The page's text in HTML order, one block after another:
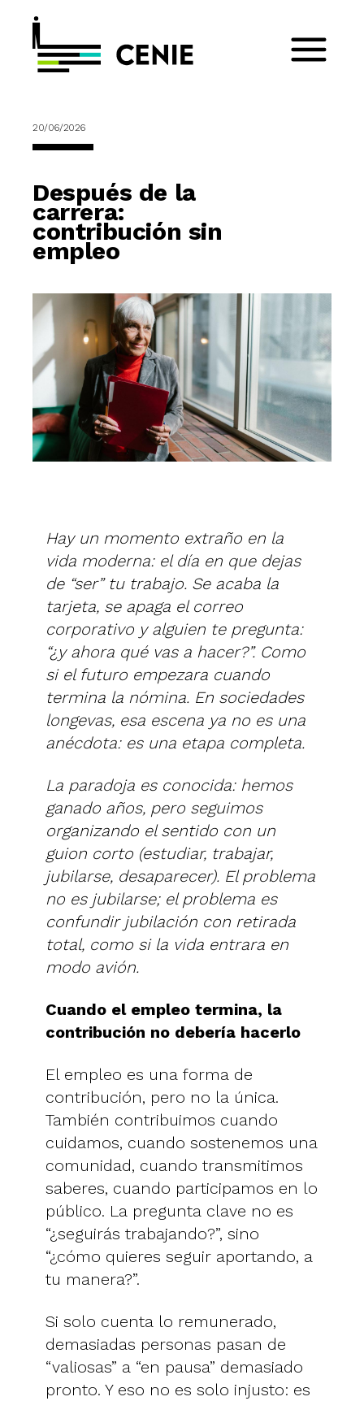
20/06/2026
Después de la
carrera:
contribución sin
empleo
Hay un momento extraño en la
vida moderna: el día en que dejas
de “ser” tu trabajo. Se acaba la
tarjeta, se apaga el correo
corporativo y alguien te pregunta:
“¿y ahora qué vas a hacer?”. Como
si el futuro empezara cuando
termina la nómina. En sociedades
longevas, esa escena ya no es una
anécdota: es una etapa completa.
La paradoja es conocida: hemos
ganado años, pero seguimos
organizando el sentido con un
guion corto (estudiar, trabajar,
jubilarse, desaparecer). El problema
no es jubilarse; el problema es
confundir jubilación con retirada
total, como si la vida entrara en
modo avión.
Cuando el empleo termina, la
contribución no debería hacerlo
El empleo es una forma de
contribución, pero no la única.
También contribuimos cuando
cuidamos, cuando sostenemos una
comunidad, cuando transmitimos
saberes, cuando participamos en lo
público. La pregunta clave no es
“¿seguirás trabajando?”, sino
“¿cómo quieres seguir aportando, a
tu manera?”.
Si solo cuenta lo remunerado,
demasiadas personas pasan de
“valiosas” a “en pausa” demasiado
pronto. Y eso no es solo injusto: es